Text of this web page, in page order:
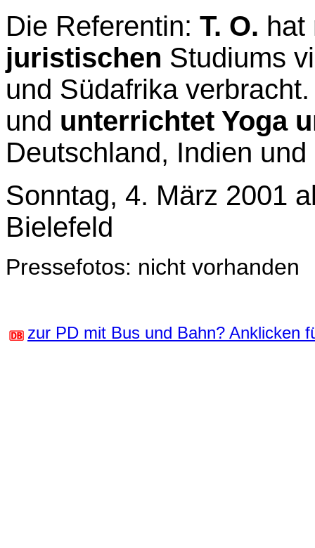
Die Referentin: T. O. hat
juristischen Studiums
und Südafrika
und unterrichtet Yoga
Deutschland, Indien und
Sonntag, 4. März 2001
Bielefeld
Pressefotos: nicht vorhanden
zur PD mit Bus und Bahn? Anklicken